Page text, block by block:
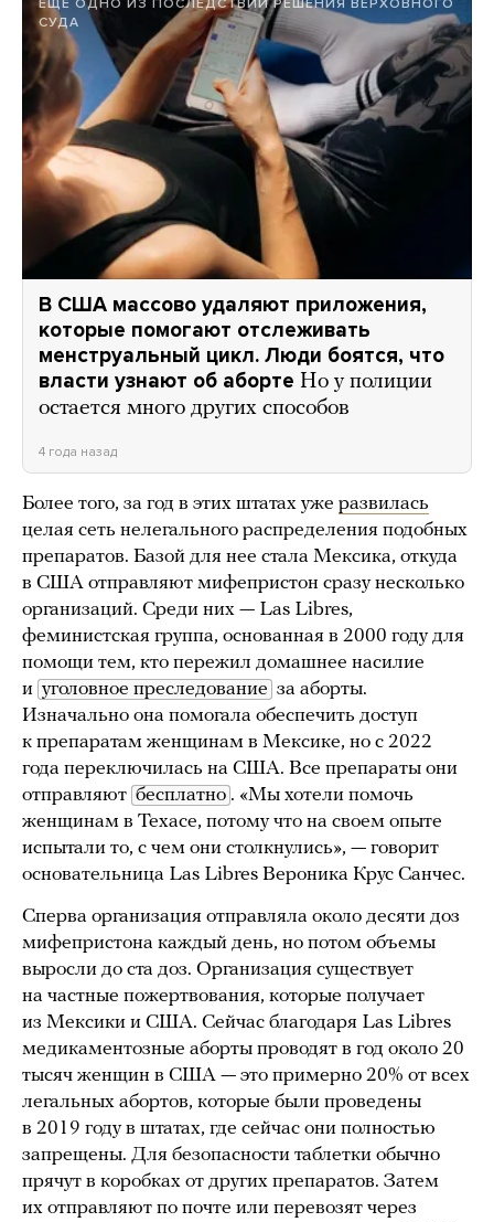
ЕЩЕ ОДНО ИЗ ПОСЛЕДСТВИЙ РЕШЕНИЯ ВЕРХОВНОГО
СУДА
В США массово удаляют приложения,
которые помогают отслеживать
менструальный цикл. Люди боятся, что
власти узнают об аборте Но у полиции
остается много других способов
4 года назад
Более того, за год в этих штатах уже развилась
целая сеть нелегального распределения подобных
препаратов. Базой для нее стала Мексика, откуда
в США отправляют мифепристон сразу несколько
организаций. Среди них — Las Libres,
феминистская группа, основанная в 2000 году для
помощи тем, кто пережил домашнее насилие
и уголовное преследование за аборты.
Изначально она помогала обеспечить доступ
к препаратам женщинам в Мексике, но с 2022
года переключилась на США. Все препараты они
отправляют бесплатно . «Мы хотели помочь
женщинам в Техасе, потому что на своем опыте
испытали то, с чем они столкнулись», — говорит
основательница Las Libres Вероника Крус Санчес.
Сперва организация отправляла около десяти доз
мифепристона каждый день, но потом объемы
выросли до ста доз. Организация существует
на частные пожертвования, которые получает
из Мексики и США. Сейчас благодаря Las Libres
медикаментозные аборты проводят в год около 20
тысяч женщин в США — это примерно 20% от всех
легальных абортов, которые были проведены
в 2019 году в штатах, где сейчас они полностью
запрещены. Для безопасности таблетки обычно
прячут в коробках от других препаратов. Затем
их отправляют по почте или перевозят через